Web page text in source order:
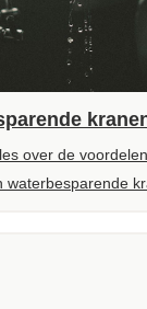
over de
waterbesparende